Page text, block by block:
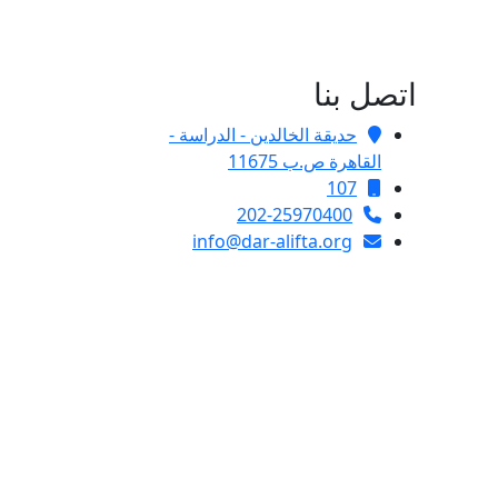
اتصل بنا
حديقة الخالدين - الدراسة -
القاهرة ص.ب 11675
107
202-25970400
info@dar-alifta.org